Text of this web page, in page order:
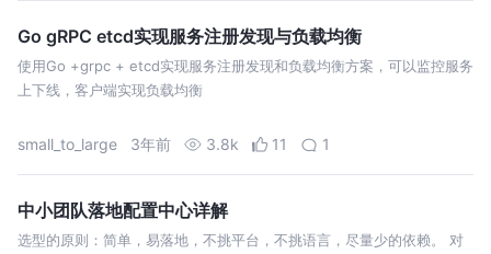
Go gRPC etcd实现服务注册发现与负载均衡
使用Go +grpc + etcd实现服务注册发现和负载均衡方案，可以监控服务
上下线，客户端实现负载均衡
small_to_large 3年前 3.8k 11 1
中小团队落地配置中心详解
选型的原则：简单，易落地，不挑平台，不挑语言，尽量少的依赖。 对